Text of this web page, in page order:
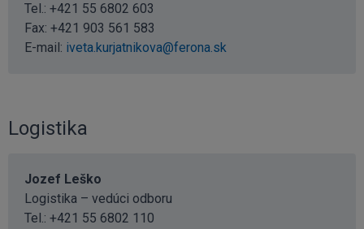
Tel.: +421 55 6802 603
Fax: +421 903 561 583
E-mail: iveta.kurjatnikova@ferona.sk
Logistika
Jozef Leško
Logistika – vedúci odboru
Tel.: +421 55 6802 110